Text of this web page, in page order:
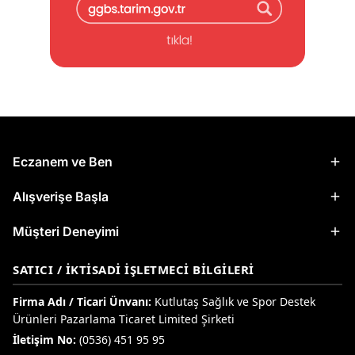
Eczanem ve Ben
Alışverişe Başla
Müşteri Deneyimi
SATICI / İKTISADI İŞLETMECI BILGILERI
Firma Adı / Ticari Ünvanı: Kutlutaş Sağlık ve Spor Destek
Ürünleri Pazarlama Ticaret Limited Şirketi
İletişim No: (0536) 451 95 95